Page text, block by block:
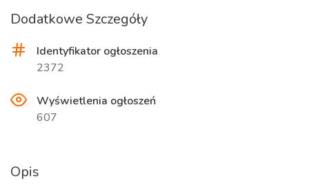
Dodatkowe Szczegóły
Identyfikator ogłoszenia
2372
Wyświetlenia ogłoszeń
607
Opis